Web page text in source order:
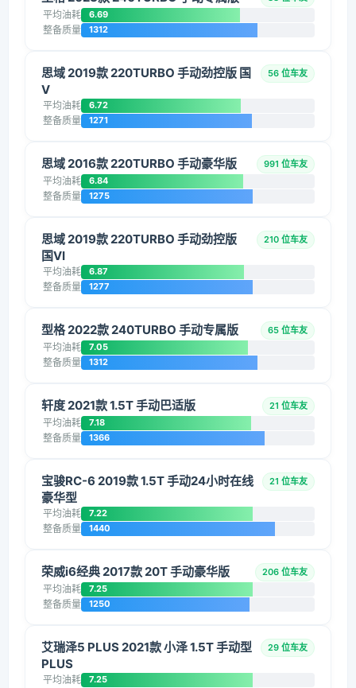
平均油耗 6.69
整备质量 1312
思域 2019款 220TURBO 手动劲控版 国
V
56 位车友
平均油耗 6.72
整备质量 1271
思域 2016款 220TURBO 手动豪华版 991 位车友
平均油耗 6.84
整备质量 1275
思域 2019款 220TURBO 手动劲控版
国VI
210 位车友
平均油耗 6.87
整备质量 1277
型格 2022款 240TURBO 手动专属版 65 位车友
平均油耗 7.05
整备质量 1312
轩度 2021款 1.5T 手动巴适版 21 位车友
平均油耗 7.18
整备质量 1366
宝骏RC-6 2019款 1.5T 手动24小时在线
豪华型
21 位车友
平均油耗 7.22
整备质量 1440
荣威i6经典 2017款 20T 手动豪华版 206 位车友
平均油耗 7.25
整备质量 1250
艾瑞泽5 PLUS 2021款 小泽 1.5T 手动型
PLUS
29 位车友
平均油耗 7.25